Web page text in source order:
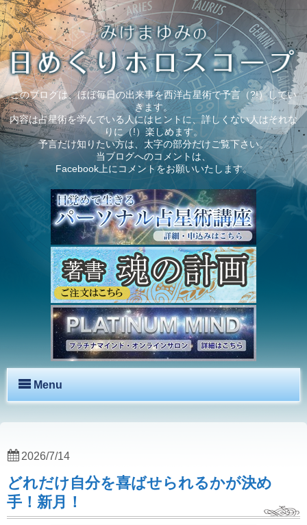
このブログは、ほぼ毎日の出来事を西洋占星術で予言（?!）してい
きます。
内容は占星術を学んでいる人にはヒントに、詳しくない人はそれな
りに（!）楽しめます。
予言だけ知りたい方は、太字の部分だけご覧下さい。
当ブログへのコメントは、
Facebook上にコメントをお願いいたします。
Menu
どれだけ自分を喜ばせられるかが決め
手！新月！
2026/7/14